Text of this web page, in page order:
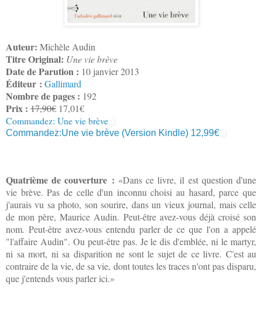
Auteur: Michèle Audin
Titre Original: Une vie brève
Date de Parution : 10 janvier 2013
Éditeur : Gallimard
Nombre de pages : 192
Prix : 17,90€ 17,01€
Commandez: Une vie brève
Commandez:Une vie brève (Version Kindle) 12,99€
Quatrième de couverture : «Dans ce livre, il est question d'une
vie brève. Pas de celle d'un inconnu choisi au hasard, parce que
j'aurais vu sa photo, son sourire, dans un vieux journal, mais celle
de mon père, Maurice Audin. Peut-être avez-vous déjà croisé son
nom. Peut-être avez-vous entendu parler de ce que l'on a appelé
"l'affaire Audin". Ou peut-être pas. Je le dis d'emblée, ni le martyr,
ni sa mort, ni sa disparition ne sont le sujet de ce livre. C'est au
contraire de la vie, de sa vie, dont toutes les traces n'ont pas disparu,
que j'entends vous parler ici.»